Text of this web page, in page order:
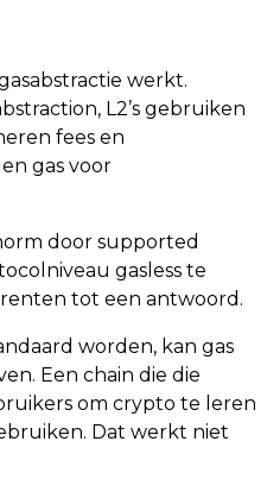
werkt.
L2’s gebruiken
fees en
gas voor
door supported
gasless te
tot een antwoord.
worden, kan gas
Een chain die die
om crypto te leren
Dat werkt niet